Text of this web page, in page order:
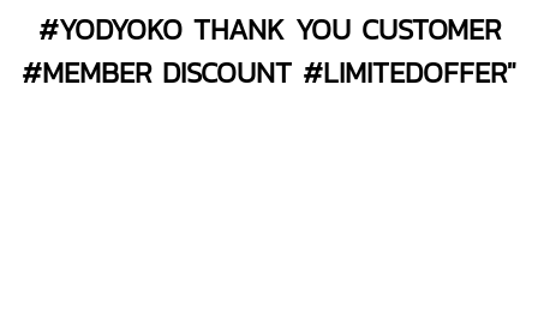
#YODYOKO THANK YOU CUSTOMER
#MEMBER DISCOUNT #LIMITEDOFFER"